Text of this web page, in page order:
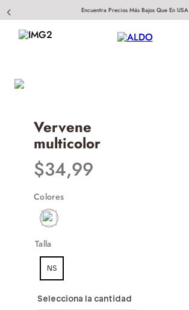
Encuentra Precios Más Bajos Que En USA
Vervene
multicolor
$34,99
Colores
Talla
NS